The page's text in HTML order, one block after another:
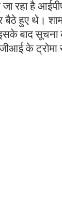
जा रहा है
बैठे हुए थे।
बाद सूचना
के ट्रोमा